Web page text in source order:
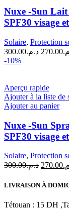
Nuxe -Sun
SPF30 visage
Solaire, Protection
د.م.300.00
Le
270.00
-10%
Aperçu rapide
Ajouter à la liste de
Ajouter au panier
Nuxe -Sun
SPF30 visage
Solaire, Protection
د.م.300.00
Le
initial
270.00
LIVRAISON À
Tétouan : 15 DH